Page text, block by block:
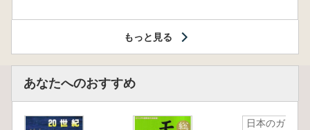
もっと見る
あなたへのおすすめ
日本のガラ